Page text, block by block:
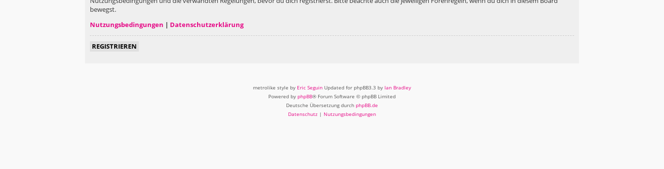
bewegst.
Nutzungsbedingungen | Datenschutzerklärung
REGISTRIEREN
metrolike style by Eric Seguin Updated for phpBB3.3 by Ian Bradley
Powered by phpBB® Forum Software © phpBB Limited
Deutsche Übersetzung durch phpBB.de
Datenschutz | Nutzungsbedingungen